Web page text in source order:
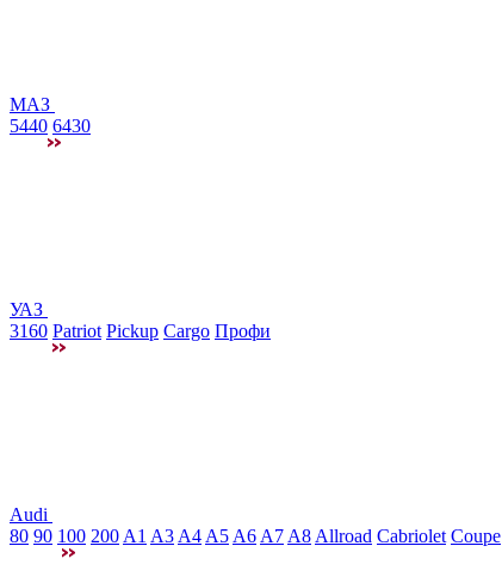
МАЗ
5440 6430
УАЗ
3160 Patriot Pickup Cargo Профи
Audi
80 90 100 200 A1 A3 A4 A5 A6 A7 A8 Allroad Cabriolet Coupe